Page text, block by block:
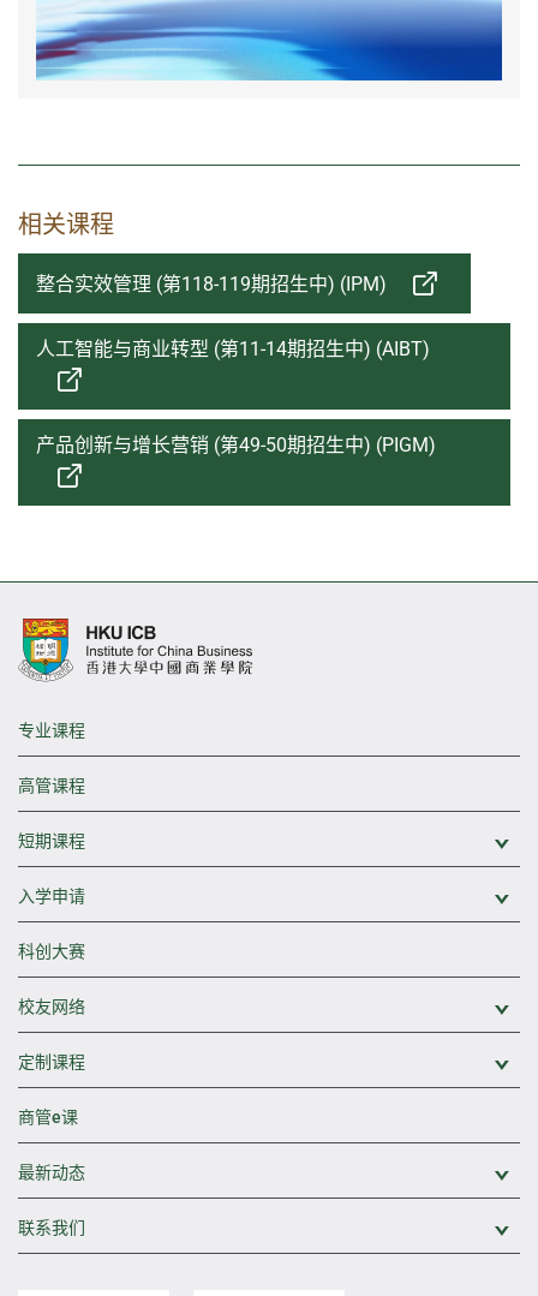
相关课程
整合实效管理 (第118-119期招生中) (IPM)
人工智能与商业转型 (第11-14期招生中) (AIBT)
产品创新与增长营销 (第49-50期招生中) (PIGM)
专业课程
高管课程
短期课程
入学申请
科创大赛
校友网络
定制课程
商管e课
最新动态
联系我们